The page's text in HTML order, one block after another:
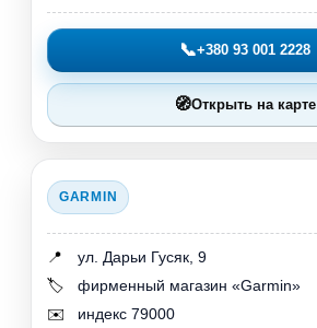
📞+380 93 001 2228
🧭Открыть на карте
GARMIN
📍
ул. Дарьи Гусяк, 9
🏷️
фирменный магазин «Garmin»
✉️
индекс 79000